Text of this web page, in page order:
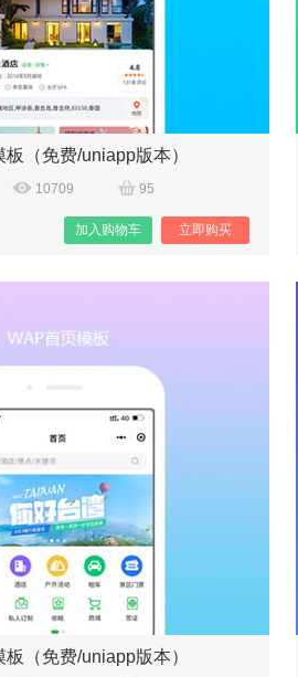
（免费/uniapp版本）
10709 95
立即购买
加入购物车
（免费/uniapp版本）